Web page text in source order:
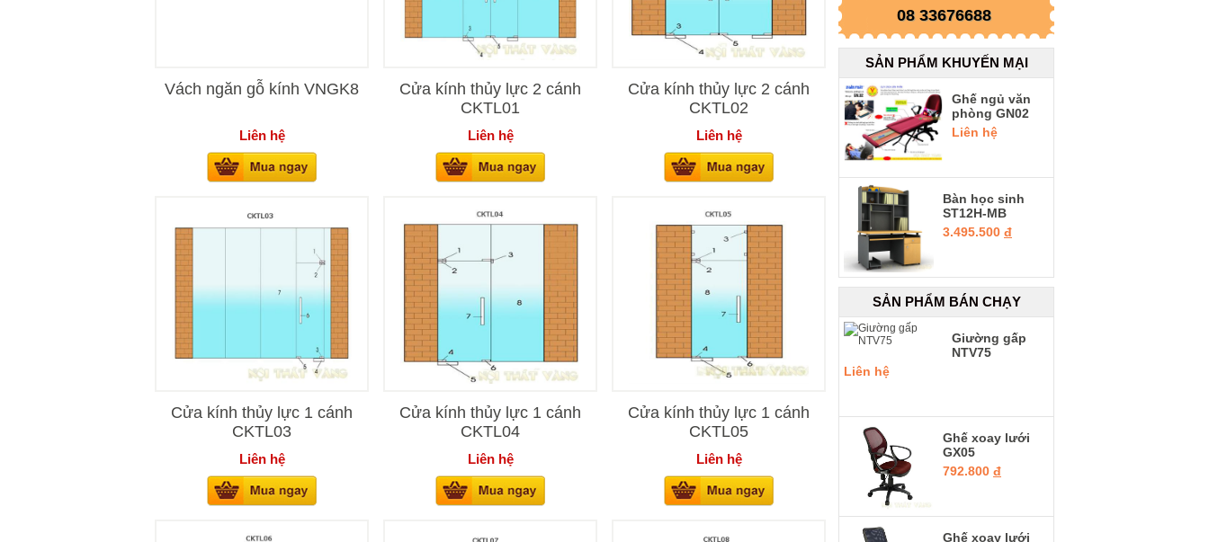
Vách ngăn gỗ kính VNGK8
Liên hệ
Cửa kính thủy lực 2 cánh
CKTL01
Liên hệ
Cửa kính thủy lực 2 cánh
CKTL02
Liên hệ
Cửa kính thủy lực 1 cánh
CKTL03
Liên hệ
Cửa kính thủy lực 1 cánh
CKTL04
Liên hệ
Cửa kính thủy lực 1 cánh
CKTL05
Liên hệ
08 33676688
SẢN PHẨM KHUYẾN MẠI
Ghế ngủ văn
phòng GN02
Liên hệ
Bàn học sinh
ST12H-MB
3.495.500 đ
SẢN PHẨM BÁN CHẠY
Giường gấp
NTV75
Liên hệ
Ghế xoay lưới
GX05
792.800 đ
Ghế xoay lưới